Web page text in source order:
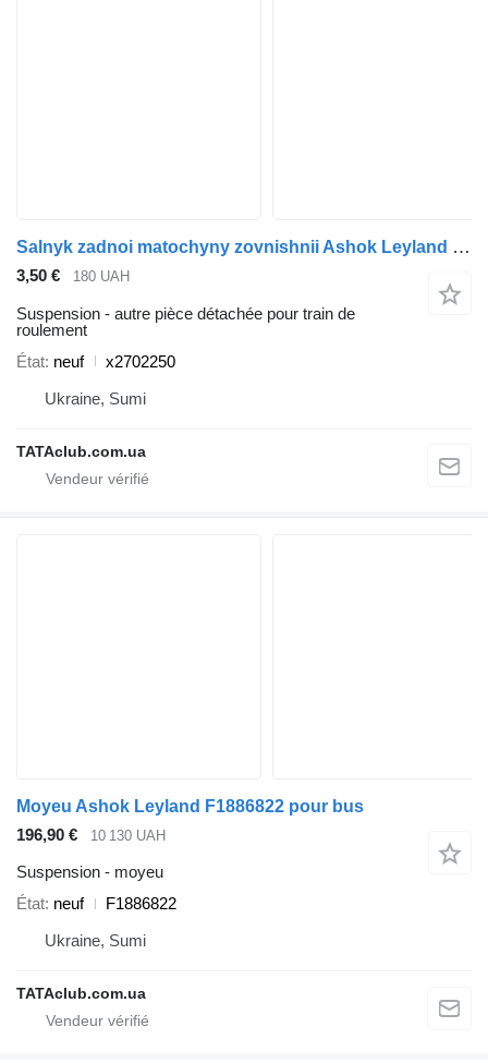
Salnyk zadnoi matochyny zovnishnii Ashok Leyland x2702250 pour bus BAZ
3,50 € 180 UAH
Suspension - autre pièce détachée pour train de
roulement
État neuf
x2702250
Ukraine, Sumi
TATAclub.com.ua
Moyeu Ashok Leyland F1886822 pour bus
196,90 €
10 130 UAH
Suspension - moyeu
État neuf
F1886822
Ukraine, Sumi
TATAclub.com.ua